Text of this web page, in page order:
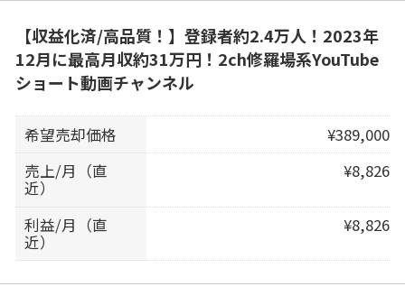
【収益化済/高品質！】登録者約2.4万人！2023年
12月に最高月収約31万円！2ch修羅場系YouTube
ショート動画チャンネル
希望売却価格
¥389,000
売上/月（直
近）
¥8,826
利益/月（直
近）
¥8,826